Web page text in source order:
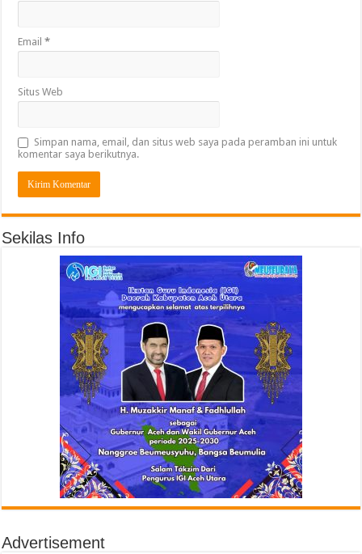
Email*
Situs Web
Simpan nama, email, dan situs web saya pada peramban ini untuk
komentar saya berikutnya.
Sekilas Info
Advertisement